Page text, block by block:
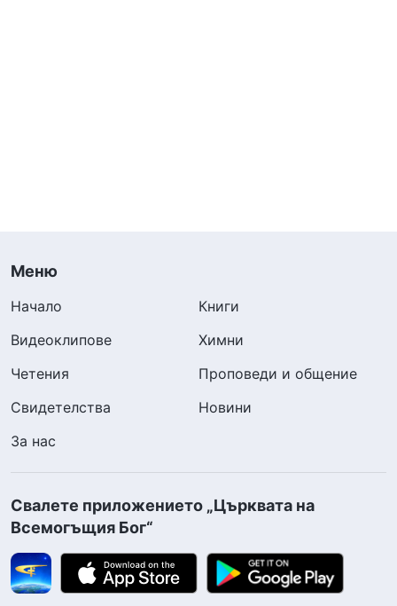
Меню
Начало
Книги
Видеоклипове
Химни
Четения
Проповеди и общение
Свидетелства
Новини
За нас
Свалете приложението „Църквата на
Всемогъщия Бог“